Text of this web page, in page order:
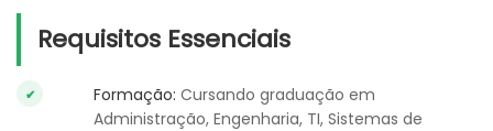
Requisitos Essenciais
Formação: Cursando graduação em
Administração, Engenharia, TI, Sistemas de